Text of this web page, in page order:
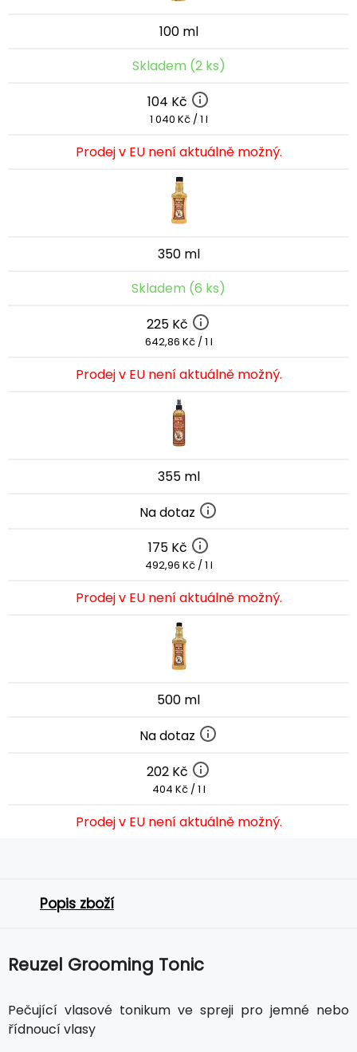
100 ml
Skladem (2 ks)
104 Kč
1 040 Kč / 1 l
Prodej v EU není aktuálně možný.
350 ml
Skladem (6 ks)
225 Kč
642,86 Kč / 1 l
Prodej v EU není aktuálně možný.
355 ml
Na dotaz
175 Kč
492,96 Kč / 1 l
Prodej v EU není aktuálně možný.
500 ml
Na dotaz
202 Kč
404 Kč / 1 l
Prodej v EU není aktuálně možný.
Popis zboží
Reuzel Grooming Tonic
Pečující vlasové tonikum ve spreji pro jemné nebo
řídnoucí vlasy